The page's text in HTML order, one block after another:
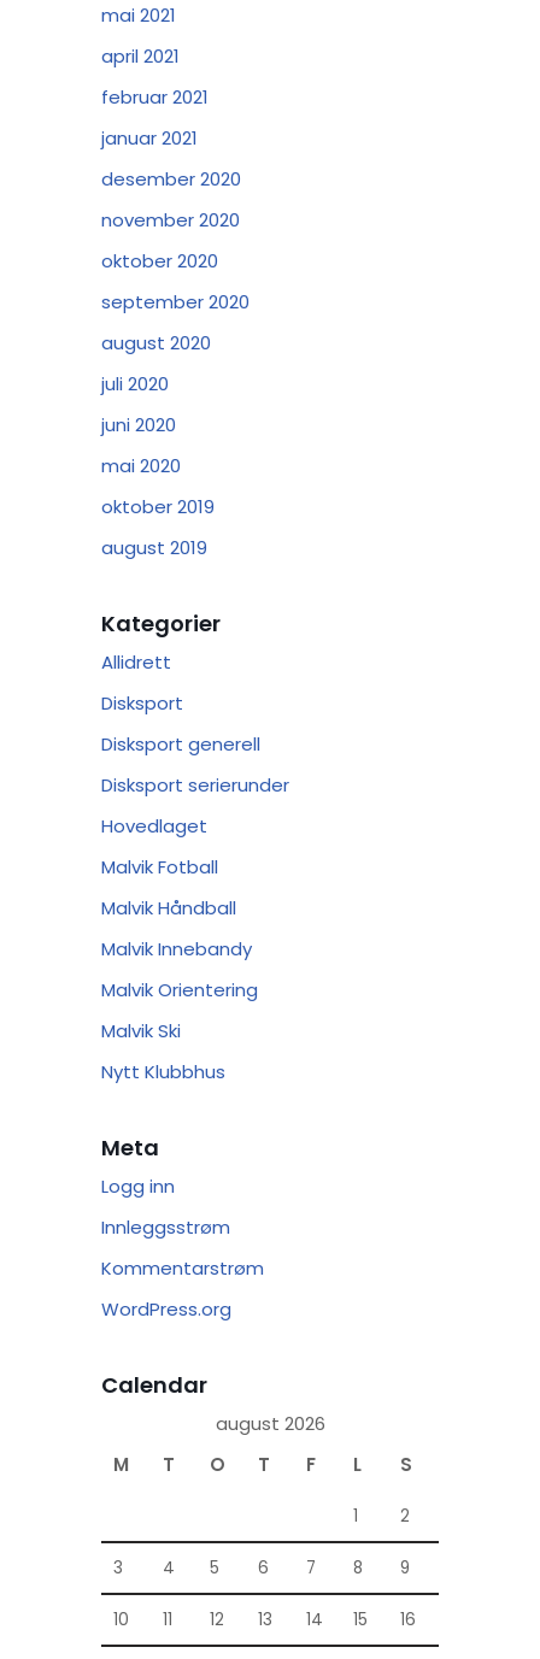
mai 2021
april 2021
februar 2021
januar 2021
desember 2020
november 2020
oktober 2020
september 2020
august 2020
juli 2020
juni 2020
mai 2020
oktober 2019
august 2019
Kategorier
Allidrett
Disksport
Disksport generell
Disksport serierunder
Hovedlaget
Malvik Fotball
Malvik Håndball
Malvik Innebandy
Malvik Orientering
Malvik Ski
Nytt Klubbhus
Meta
Logg inn
Innleggsstrøm
Kommentarstrøm
WordPress.org
Calendar
august 2026
M
T O T F L S
1 2
3 4 5 6 7 8 9
10 11 12 13 14 15 16